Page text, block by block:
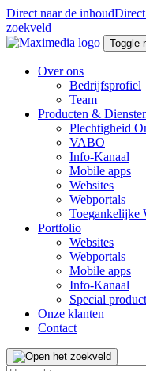
Direct naar de inhoud
zoekveld
Toggle
Over ons
Bedrijfsprofiel
Team
Producten &
Plechtigheid
VABO
Info-Kanaal
Mobile apps
Websites
Webportals
Toegankelijke
Portfolio
Websites
Webportals
Mobile apps
Info-Kanaal
Special
Onze klanten
Contact